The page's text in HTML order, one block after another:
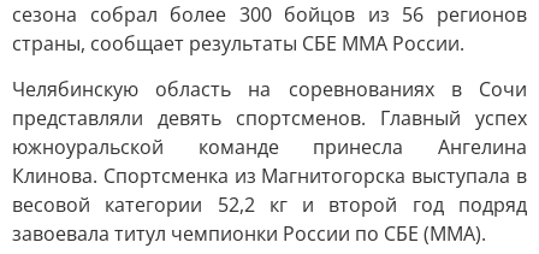
сезона собрал более 300 бойцов из 56 регионов
страны, сообщает результаты СБЕ ММА России.
Челябинскую область на соревнованиях в Сочи
представляли девять спортсменов. Главный успех
южноуральской команде принесла Ангелина
Клинова. Спортсменка из Магнитогорска выступала в
весовой категории 52,2 кг и второй год подряд
завоевала титул чемпионки России по СБЕ (ММА).